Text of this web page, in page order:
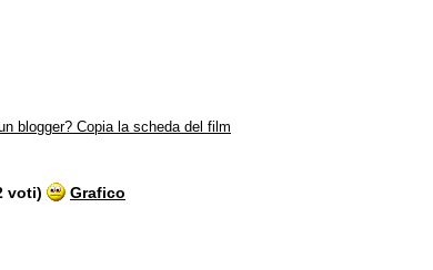
blogger? Copia la scheda del film
voti) Grafico